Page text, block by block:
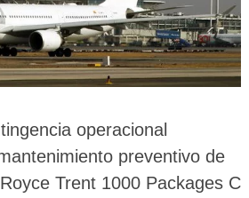
operacional
preventivo de
Trent 1000 Packages C